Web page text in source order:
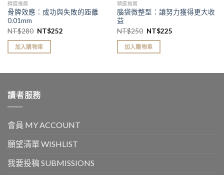
精選推薦
骨牌效應：成功與失敗的距離
0.01mm
NT$280 NT$252
加入購物車
精選推薦
腦袋微整型：讓努力獲得更大收
益
NT$250 NT$225
加入購物車
讀者服務
會員 MY ACCOUNT
願望清單 WISHLIST
我要投稿 SUBMISSIONS